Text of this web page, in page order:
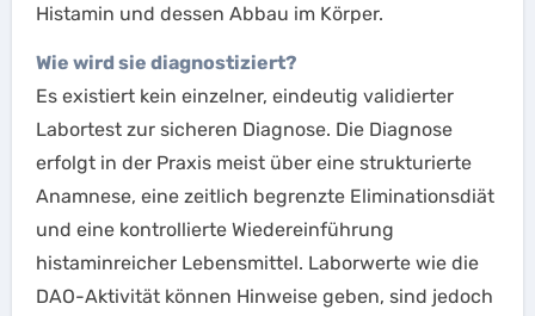
Histamin und dessen Abbau im Körper.
Wie wird sie diagnostiziert?
Es existiert kein einzelner, eindeutig validierter
Labortest zur sicheren Diagnose. Die Diagnose
erfolgt in der Praxis meist über eine strukturierte
Anamnese, eine zeitlich begrenzte Eliminationsdiät
und eine kontrollierte Wiedereinführung
histaminreicher Lebensmittel. Laborwerte wie die
DAO-Aktivität können Hinweise geben, sind jedoch